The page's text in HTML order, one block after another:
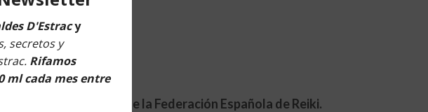
Fundación Sauce y de la Federación Española de Reiki.